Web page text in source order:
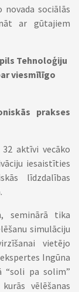
sociālās
ar gūtajiem
Tehnoloģiju
viesmīlīgo
prakses
aktīvi vecāko
iesaistīties
līdzdalības
seminārā tika
simulāciju
vietējo
Ingūna
“soli pa solim”
vēlēšanas